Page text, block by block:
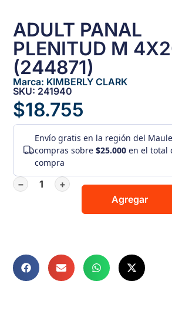
ADULT PANAL
PLENITUD M
(244871)
Marca: KIMBERLY CLARK
SKU: 241940
$18.755
Envío gratis en la región del
compras sobre$25.000 en el total
compra
−
+
Agregar